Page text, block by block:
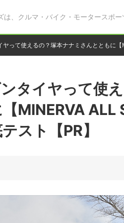
は、クルマ・バイク・モータースポ
って使えるの？塚本ナナミさんとともに【
タイヤって使
MINERVA ALL
スト【PR】